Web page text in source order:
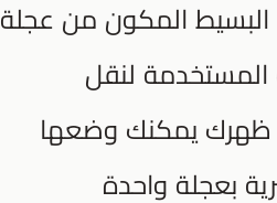
البسيط المكون من عجلة
المستخدمة لنقل
ظهرك يمكنك وضعها
بعجلة واحدة